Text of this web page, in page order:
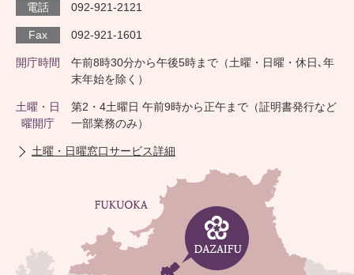
電話 092-921-2121
Fax 092-921-1601
開庁時間
午前8時30分から午後5時まで（土曜・日曜・休日､年
末年始を除く）
土曜・日
曜開庁
第2・4土曜日 午前9時から正午まで（証明書発行など
一部業務のみ）
土曜・日曜窓口サービス詳細